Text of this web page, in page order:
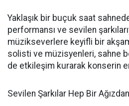
Yaklaşık bir buçuk saat
performansı ve sevilen
müzikseverlere keyifli bir
solisti ve müzisyenleri, sahne
de etkileşim kurarak konserin
Sevilen Şarkılar Hep Bir